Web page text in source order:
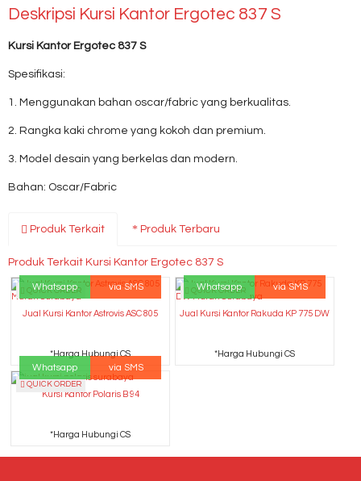
Deskripsi Kursi Kantor Ergotec 837 S
Kursi Kantor Ergotec 837 S
Spesifikasi:
1. Menggunakan bahan oscar/fabric yang berkualitas.
2. Rangka kaki chrome yang kokoh dan premium.
3. Model desain yang berkelas dan modern.
Bahan: Oscar/Fabric
Produk Terkait Produk Terbaru
Produk Terkait Kursi Kantor Ergotec 837 S
QUICK ORDER
Whatsapp via SMS
Jual Kursi Kantor Astrovis ASC 805
*Harga Hubungi CS
QUICK ORDER
Whatsapp via SMS
Jual Kursi Kantor Rakuda KP 775 DW
*Harga Hubungi CS
QUICK ORDER
Whatsapp via SMS
Kursi Kantor Polaris B 94
*Harga Hubungi CS